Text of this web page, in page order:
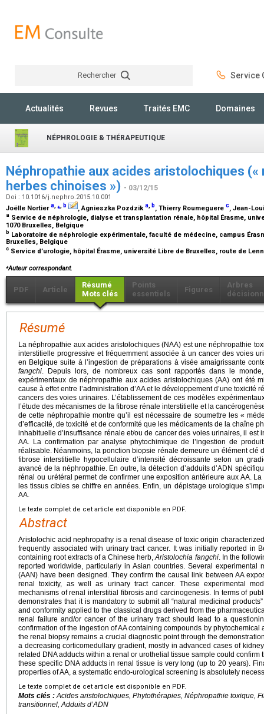
Rechercher Service
Actualités Revues Traités EMC Domaines
NÉPHROLOGIE & THÉRAPEUTIQUE
Néphropathie aux acides aristolochiques («
herbes chinoises ») - 03/12/15
Doi : 10.1016/j.nephro.2015.10.001
Joëlle Nortiera,⁎, b , Agnieszka Pozdzika, b, Thierry Roumeguere c, Jean-
a Service de néphrologie, dialyse et transplantation rénale, hôpital Érasme,
1070 Bruxelles, Belgique
b Laboratoire de néphrologie expérimentale, faculté de médecine, campus
Bruxelles, Belgique
c Service d’urologie, hôpital Érasme, université Libre de Bruxelles, route de
⁎Auteur correspondant.
PDF Article
Résumé
Mots clés
Points
essentiels
Figures
Arbres
Résumé
La néphropathie aux acides aristolochiques (NAA) est une néphropathie
interstitielle progressive et fréquemment associée à un cancer des voies
en Belgique suite à l’ingestion de préparations à visée amaigrissante
fangchi . Depuis lors, de nombreux cas sont rapportés dans le
expérimentaux de néphropathie aux acides aristolochiques (AA) ont été
cause à effet entre l’administration d’AA et le développement d’une
cancers des voies urinaires. L’établissement de ces modèles
l’étude des mécanismes de la fibrose rénale interstitielle et la
de cette néphropathie montre qu’il est nécessaire de soumettre les «
d’efficacité, de toxicité et de conformité que les médicaments de la chaîne
inhabituelle d’insuffisance rénale et/ou de cancer des voies urinaires, il est
AA. La confirmation par analyse phytochimique de l’ingestion de
réalisable. Néanmoins, la ponction biopsie rénale demeure un élément clé
fibrose interstitielle hypocellulaire d’intensité décroissante selon un
avancé de la néphropathie. En outre, la détection d’adduits d’ADN
rénal ou urétéral permet de confirmer une exposition antérieure aux AA.
les tissus cibles se chiffre en années. Enfin, un dépistage urologique
AA.
Le texte complet de cet article est disponible en PDF.
Abstract
Aristolochic acid nephropathy is a renal disease of toxic origin
frequently associated with urinary tract cancer. It was initially reported in
containing root extracts of a Chinese herb,Aristolochia fangchi. In the
reported worldwide, particularly in Asian countries. Several experimental
(AAN) have been designed. They confirm the causal link between AA
renal toxicity, as well as urinary tract cancer. These experimental
mechanisms of renal interstitial fibrosis and carcinogenesis. In terms of
demonstrates that it is mandatory to submit all “natural medicinal
and conformity applied to the classical drugs derived from the
renal failure and/or cancer of the urinary tract should lead to a
confirmation of the ingestion of AA containing compounds by
the renal biopsy remains a crucial diagnostic point through the
a decreasing corticomedullary gradient, mostly in advanced cases of
related DNA adducts within a renal or urothelial tissue sample could confirm
these specific DNA adducts in renal tissue is very long (up to 20 years).
properties of AA, a systematic endo-urological screening is absolutely
Le texte complet de cet article est disponible en PDF.
Mots clés : Acides aristolochiques, Phytothérapies, Néphropathie toxique,
transitionnel, Adduits d’ADN